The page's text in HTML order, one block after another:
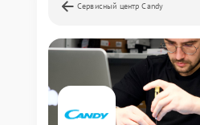
Сервисный центр Candy